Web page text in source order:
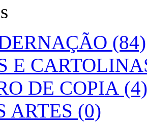
(84)
E
DE COPIA (4)
ARTES (0)